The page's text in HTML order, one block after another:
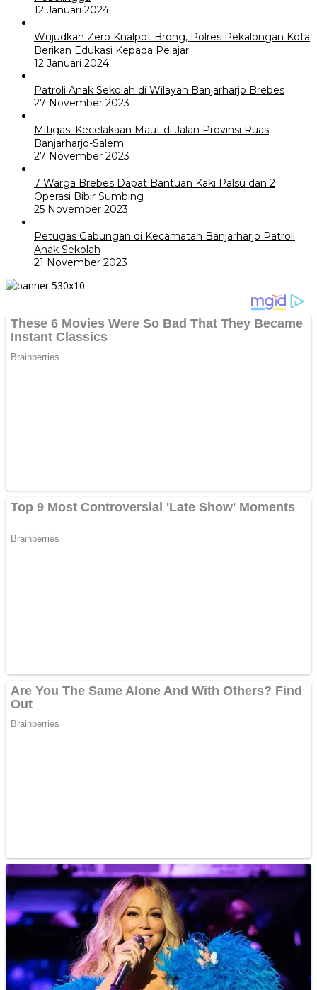
12 Januari 2024
Wujudkan Zero Knalpot Brong, Polres Pekalongan Kota
Berikan Edukasi Kepada Pelajar
12 Januari 2024
Patroli Anak Sekolah di Wilayah Banjarharjo Brebes
27 November 2023
Mitigasi Kecelakaan Maut di Jalan Provinsi Ruas
Banjarharjo-Salem
27 November 2023
7 Warga Brebes Dapat Bantuan Kaki Palsu dan 2
Operasi Bibir Sumbing
25 November 2023
Petugas Gabungan di Kecamatan Banjarharjo Patroli
Anak Sekolah
21 November 2023